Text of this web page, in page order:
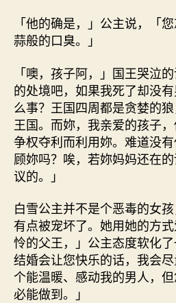
「他的确是，」公主说，「
蒜般的口臭。」
「噢，孩子阿，」国王哭泣
的处境吧，如果我死了却没
么事？王国四周都是贪婪的
王国。而妳，我亲爱的孩子
争权夺利而利用妳。难道没
顾妳吗？唉，若妳妈妈还在
议的。」
白雪公主并不是个恶毒的女孩
有点被宠坏了。她用她的方
怜的父王，」公主态度软化
结婚会让您快乐的话，我会
个能温暖、感动我的男人，
必能做到。」